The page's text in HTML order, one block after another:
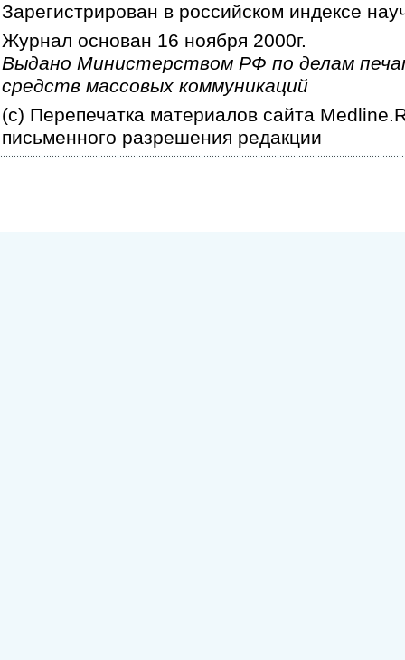
Зарегистрирован в российском индексе
Журнал основан 16 ноября 2000г.
Выдано Министерством РФ по делам
средств массовых коммуникаций
(c) Перепечатка материалов сайта
письменного разрешения редакции